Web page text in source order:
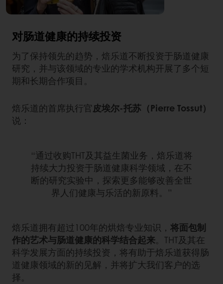
对肠道健康的持续投资
为了保持领先的趋势，焙乐道不断投资于肠道健康
研究，并与该领域的专业的学术机构开展了多个短
期和长期合作项目。
焙乐道的首席执行官皮埃尔-托苏（Pierre Tossut）
说：
“通过收购THT及其益生菌业务，焙乐道将
持续大力投资于肠道健康科学领域，在不
断的研究实验中，探索更多能够改善全世
界人们健康与乐活的新原料。”
焙乐道拥有超过100年的烘焙专业知识， 将面包制
作的艺术与肠道健康的科学结合起来。THT及其在
科学发展方面的持续投资，将有助于焙乐道获得肠
道健康领域的新的见解，并将扩大我们客户的选
择。